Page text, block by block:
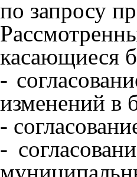
по запросу
касающиеся
-
изменений в
-
-